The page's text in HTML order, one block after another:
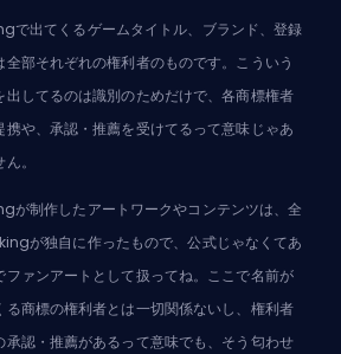
で出てくるゲームタイトル、ブランド、登録
全部それぞれの権利者のものです。こういう
出してるのは識別のためだけで、各商標権者
携や、承認・推薦を受けてるって意味じゃあ
。
が制作したアートワークやコンテンツは、全
が独自に作ったもので、公式じゃなくてあ
ファンアートとして扱ってね。ここで名前が
る商標の権利者とは一切関係ないし、権利者
承認・推薦があるって意味でも、そう匂わせ